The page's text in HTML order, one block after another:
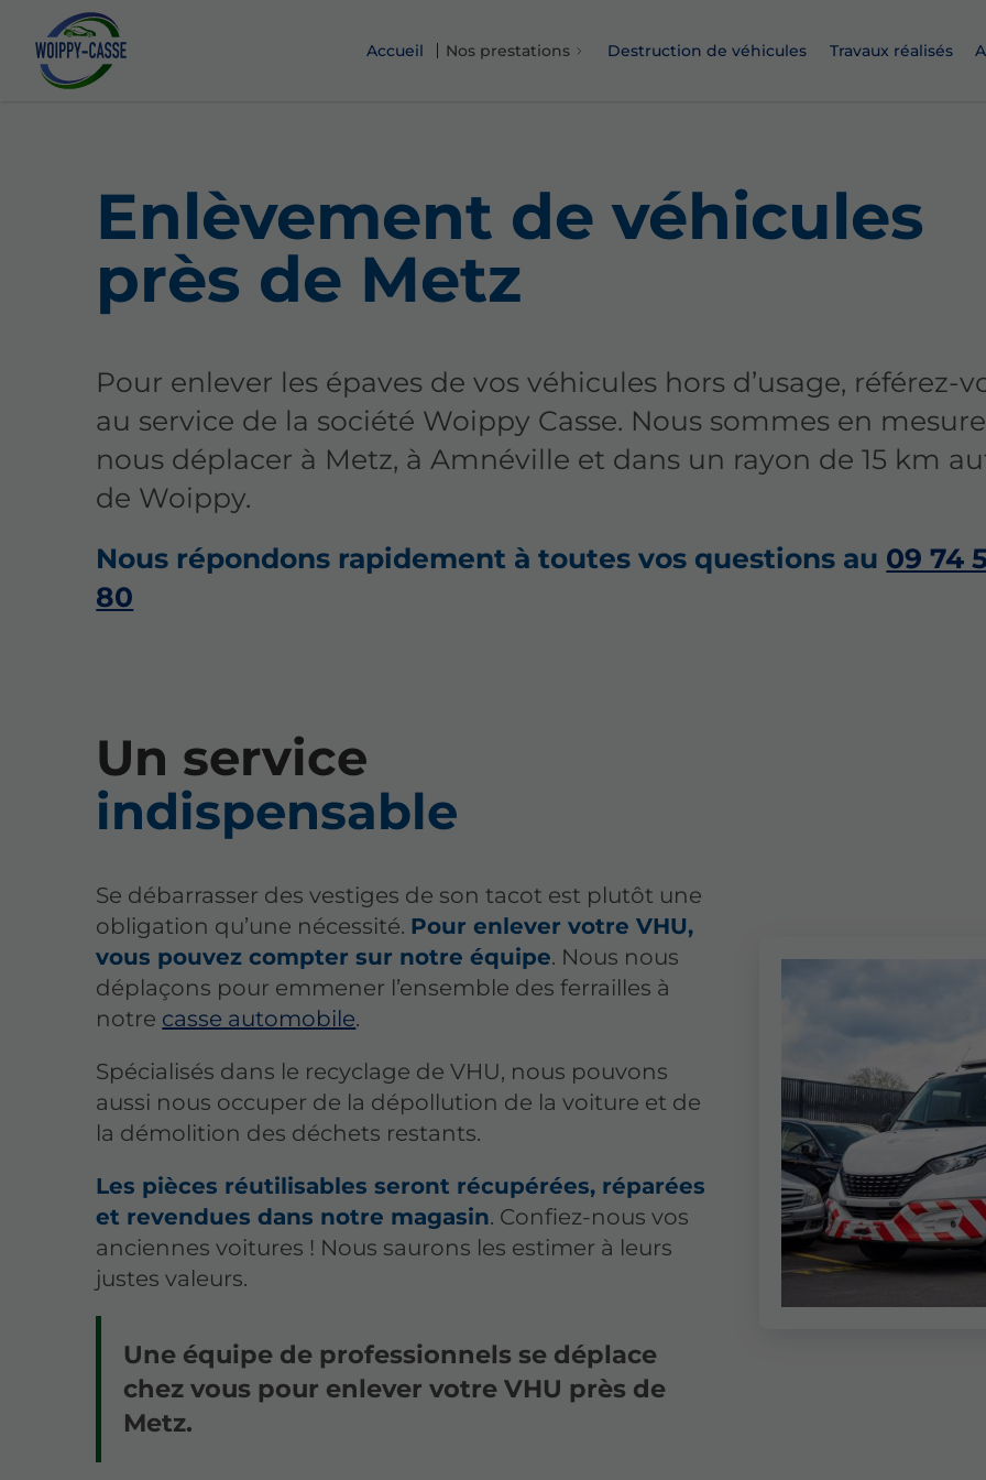
Accueil Nos prestations Destruction de véhicules Travaux réalisés
Enlèvement de véhicules
près de Metz
Pour enlever les épaves de vos véhicules hors d’usage, référez-
au service de la société Woippy Casse. Nous sommes en
nous déplacer à Metz, à Amnéville et dans un rayon de 15 km
de Woippy.
Nous répondons rapidement à toutes vos questions au 09 74
80
Un service
indispensable
Se débarrasser des vestiges de son tacot est plutôt une
obligation qu’une nécessité. Pour enlever votre VHU,
vous pouvez compter sur notre équipe. Nous nous
déplaçons pour emmener l’ensemble des ferrailles à
notre casse automobile.
Spécialisés dans le recyclage de VHU, nous pouvons
aussi nous occuper de la dépollution de la voiture et de
la démolition des déchets restants.
Les pièces réutilisables seront récupérées, réparées
et revendues dans notre magasin. Confiez-nous vos
anciennes voitures ! Nous saurons les estimer à leurs
justes valeurs.
Une équipe de professionnels se déplace
chez vous pour enlever votre VHU près de
Metz.